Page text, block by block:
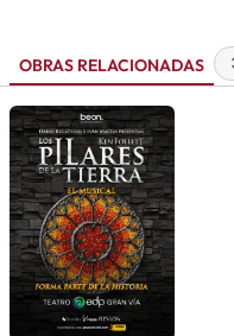
OBRAS RELACIONADAS